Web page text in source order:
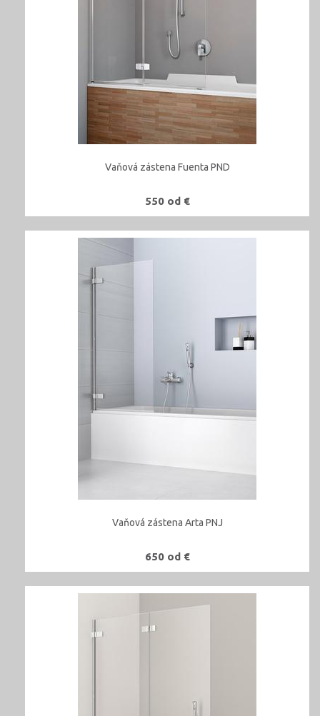
Vaňová zástena Fuenta PND
550 od €
Vaňová zástena Arta PNJ
650 od €